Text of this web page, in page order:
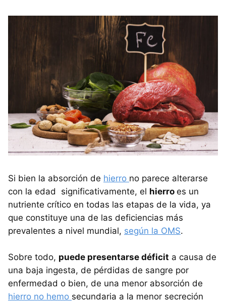
Si bien la absorción de hierro no parece alterarse
con la edad significativamente, el hierro es un
nutriente crítico en todas las etapas de la vida, ya
que constituye una de las deficiencias más
prevalentes a nivel mundial, según la OMS.
Sobre todo, puede presentarse déficit a causa de
una baja ingesta, de pérdidas de sangre por
enfermedad o bien, de una menor absorción de
hierro no hemo secundaria a la menor secreción